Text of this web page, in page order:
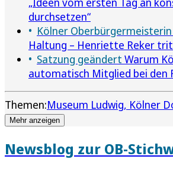
durchsetzen“
Kölner Oberbürgermeisterin
Haltung – Henriette Reker
Satzung geändert Warum
automatisch Mitglied bei den
Themen:Museum Ludwig Kölner
Mehr anzeigen
Newsblog zur OB-